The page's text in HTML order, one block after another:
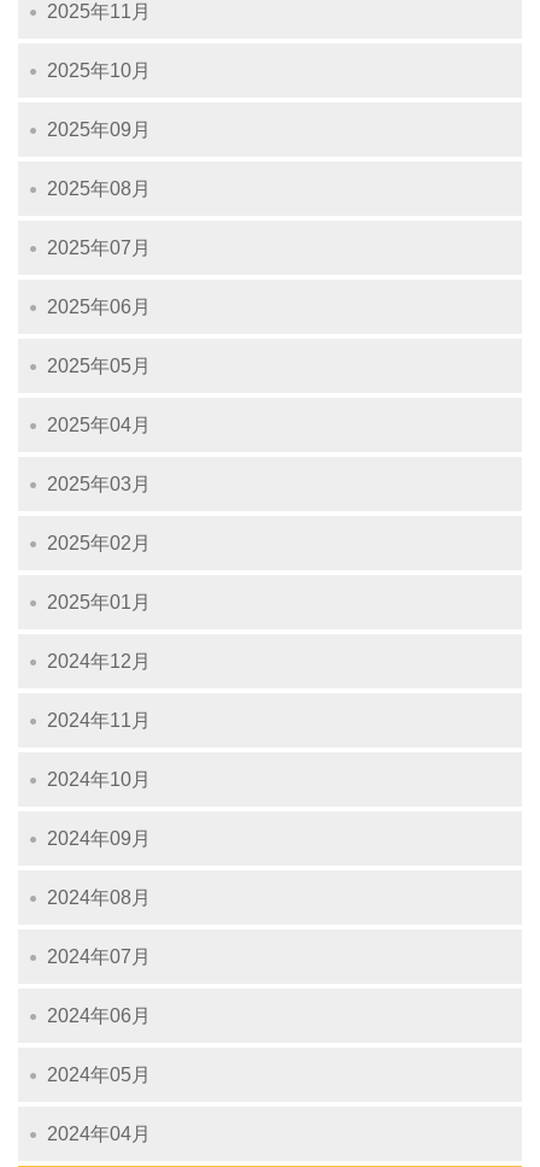
2025年11月
2025年10月
2025年09月
2025年08月
2025年07月
2025年06月
2025年05月
2025年04月
2025年03月
2025年02月
2025年01月
2024年12月
2024年11月
2024年10月
2024年09月
2024年08月
2024年07月
2024年06月
2024年05月
2024年04月